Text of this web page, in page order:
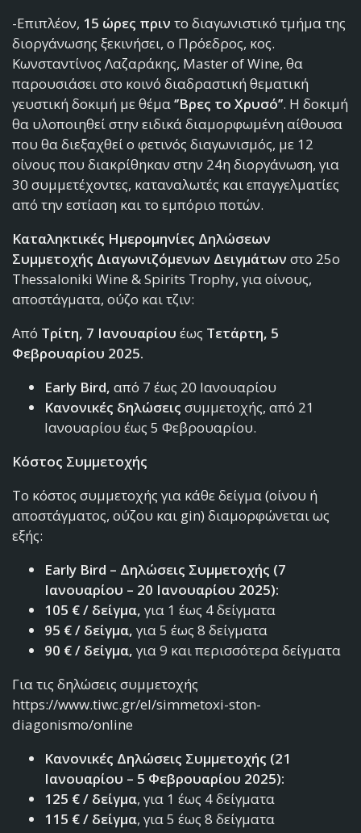
-Επιπλέον, 15 ώρες πριν το διαγωνιστικό τμήμα της
διοργάνωσης ξεκινήσει, ο Πρόεδρος, κος.
Κωνσταντίνος Λαζαράκης, Master of Wine, θα
παρουσιάσει στο κοινό διαδραστική θεματική
γευστική δοκιμή με θέμα‘’Βρες το Χρυσό’’. Η δοκιμή
θα υλοποιηθεί στην ειδικά διαμορφωμένη αίθουσα
που θα διεξαχθεί ο φετινός διαγωνισμός, με 12
οίνους που διακρίθηκαν στην 24η διοργάνωση, για
30 συμμετέχοντες, καταναλωτές και επαγγελματίες
από την εστίαση και το εμπόριο ποτών.
Καταληκτικές Ημερομηνίες Δηλώσεων
Συμμετοχής Διαγωνιζόμενων Δειγμάτων στο 25ο
Thessaloniki Wine & Spirits Trophy, για οίνους,
αποστάγματα, ούζο και τζιν:
Από Τρίτη, 7 Ιανουαρίου έως Τετάρτη, 5
Φεβρουαρίου 2025.
Early Bird, από 7 έως 20 Ιανουαρίου
Κανονικές δηλώσεις συμμετοχής, από 21
Ιανουαρίου έως 5 Φεβρουαρίου.
Κόστος Συμμετοχής
Το κόστος συμμετοχής για κάθε δείγμα (οίνου ή
αποστάγματος, ούζου και gin) διαμορφώνεται ως
εξής:
Early Bird – Δηλώσεις Συμμετοχής (7
Ιανουαρίου – 20 Ιανουαρίου 2025):
105 € / δείγμα, για 1 έως 4 δείγματα
95 € / δείγμα, για 5 έως 8 δείγματα
90 € / δείγμα, για 9 και περισσότερα δείγματα
Για τις δηλώσεις συμμετοχής
https://www.tiwc.gr/el/simmetoxi-ston-
diagonismo/online
Κανονικές Δηλώσεις Συμμετοχής (21
Ιανουαρίου – 5 Φεβρουαρίου 2025):
125 € / δείγμα, για 1 έως 4 δείγματα
115 € / δείγμα, για 5 έως 8 δείγματα